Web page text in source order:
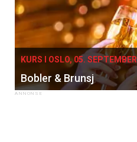
KURS I OSLO, 05. SEPTEMBER
Bobler & Brunsj